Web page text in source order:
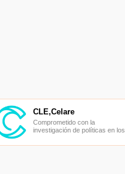
CLE,Celare
Comprometido con la
investigación de políticas en los
finanzas, las finanzas